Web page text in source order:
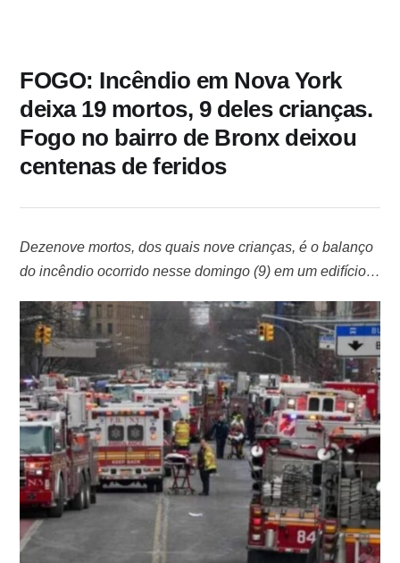
FOGO: Incêndio em Nova York
deixa 19 mortos, 9 deles crianças.
Fogo no bairro de Bronx deixou
centenas de feridos
Dezenove mortos, dos quais nove crianças, é o balanço
do incêndio ocorrido nesse domingo (9) em um edifício
segundo o comissário dos bombeiros, Daniel Nigro. O
fogo, no bairro de Bronx, deixou ainda dezenas de
feridos. Pelo menos 32 pessoas foram hospitalizadas,
depois do …